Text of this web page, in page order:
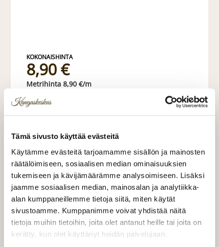
Tämä sivusto käyttää evästeitä
Käytämme evästeitä tarjoamamme sisällön ja mainosten
räätälöimiseen, sosiaalisen median ominaisuuksien
tukemiseen ja kävijämäärämme analysoimiseen. Lisäksi
jaamme sosiaalisen median, mainosalan ja analytiikka-
alan kumppaneillemme tietoja siitä, miten käytät
sivustoamme. Kumppanimme voivat yhdistää näitä
tietoja muihin tietoihin, joita olet antanut heille tai joita on
kerätty, kun olet käyttänyt heidän palvelujaan.
8,90 €
8,90 €/m
VALITSE KANKAAN PITUUS
LISÄÄ OSTOSKORIIN
Tilaa näytepala kankaasta
Näytepalan hinta 1,50 €. Koko n. 10x10 cm.
Valitse mukaan ompelupalvelu
(sis. työn ja tarvikkeet)